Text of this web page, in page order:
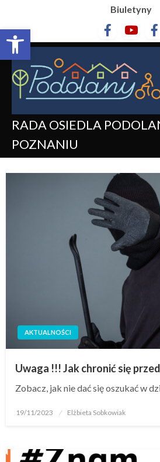
Otwórz pasek
Biuletyny
RADA OSIEDLA
POZNANIU
AKTUALNOŚCI
Uwaga !!! Jak chronić się
Zobacz, jak nie dać się oszukać w
19/11/2023 Elżbieta Sobkowiak